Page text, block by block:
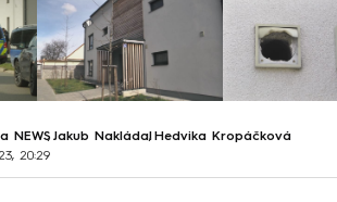
NEWS, Jakub Nakládal, Hedvika Kropáčková
20:29